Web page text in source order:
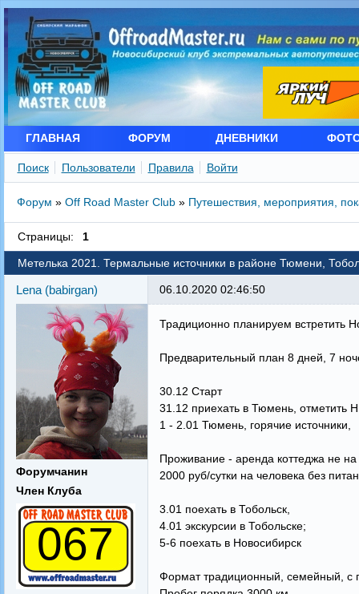
ГЛАВНАЯ ФОРУМ ДНЕВНИКИ
Поиск Пользователи Правила Войти
Форум » Off Road Master Club » Путешествия, мероприятия,
Страницы: 1
Метелька 2021. Термальные источники в районе Тюмени,
Lena (babirgan)
Форумчанин
Член Клуба
067
06.10.2020 02:46:50
Традиционно планируем встретить
Предварительный план 8 дней, 7
30.12 Старт
31.12 приехать в Тюмень, отметить
1 - 2.01 Тюмень, горячие источники,
Проживание - аренда коттеджа не
2000 руб/сутки на человека без
3.01 поехать в Тобольск,
4.01 экскурсии в Тобольске;
5-6 поехать в Новосибирск
Формат традиционный, семейный, с